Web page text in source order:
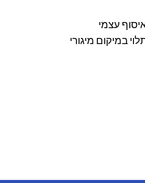
עצמי
בין יומיים עד 3 שבועות תלוי במיקום מיגורי